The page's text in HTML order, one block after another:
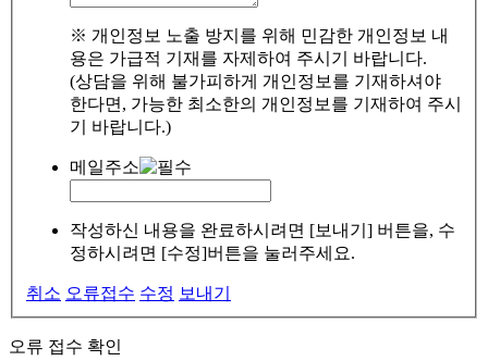
※ 개인정보 노출 방지를 위해 민감한 개인정보 내
용은 가급적 기재를 자제하여 주시기 바랍니다.
(상담을 위해 불가피하게 개인정보를 기재하셔야
한다면, 가능한 최소한의 개인정보를 기재하여 주시
기 바랍니다.)
메일주소
작성하신 내용을 완료하시려면 [보내기] 버튼을, 수
정하시려면 [수정]버튼을 눌러주세요.
취소 오류접수 수정 보내기
오류 접수 확인